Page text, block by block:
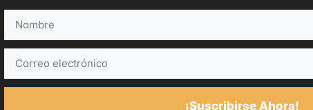
electrónico
¡Suscribirse Ahora!